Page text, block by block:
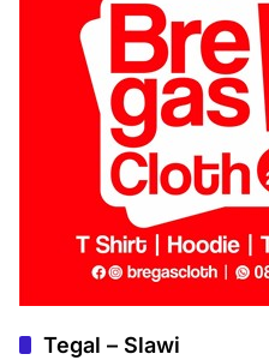
Tegal – Slawi